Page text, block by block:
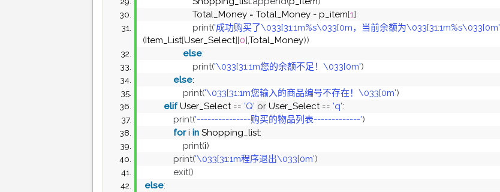
                    Total_Money = Total_Money - p_item
[1]
print('成功购买了\033[31:1m%s\033[0m，当前余额为\033[31:1m%s\033[0m'
(Item_List[User_Select][0],Total_Money))
else:
print('\033[31:1m您的余额不足！\033[0m')
else:
print('\033[31:1m您输入的商品编号不存在！\033[0m')
elif User_Select == 'Q' or User_Select == 'q':
print('---------------购买的物品列表-------------')
for i in Shopping_list:
print(i)
print('\033[31:1m程序退出\033[0m')
exit()
else: